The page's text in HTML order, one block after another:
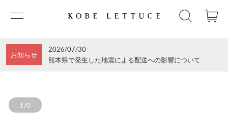
お知らせ
2026/07/30
熊本県で発生した地震による配送への影響について
1/0